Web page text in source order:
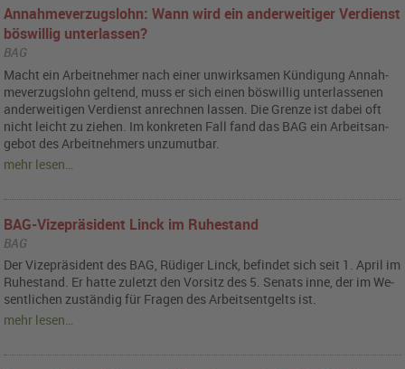
Annahmeverzugslohn: Wann wird ein anderweitiger Verdienst
böswillig unterlassen?
BAG
Macht ein Ar­beit­neh­mer nach einer un­wirk­sa­men Kün­di­gung An­nah­
me­ver­zugs­lohn gel­tend, muss er sich einen bös­wil­lig un­ter­las­se­nen
an­der­wei­ti­gen Ver­dienst an­rech­nen las­sen. Die Gren­ze ist dabei oft
nicht leicht zu zie­hen. Im kon­kre­ten Fall fand das BAG ein Ar­beits­an­
ge­bot des Ar­beit­neh­mers un­zu­mut­bar.
mehr lesen…
BAG-Vizepräsident Linck im Ruhestand
BAG
Der Vi­ze­prä­si­dent des BAG, Rü­di­ger Linck, be­fin­det sich seit 1. April im
Ru­he­stand. Er hatte zu­letzt den Vor­sitz des 5. Se­nats inne, der im We­
sent­li­chen zu­stän­dig für Fra­gen des Ar­beits­ent­gelts ist.
mehr lesen…